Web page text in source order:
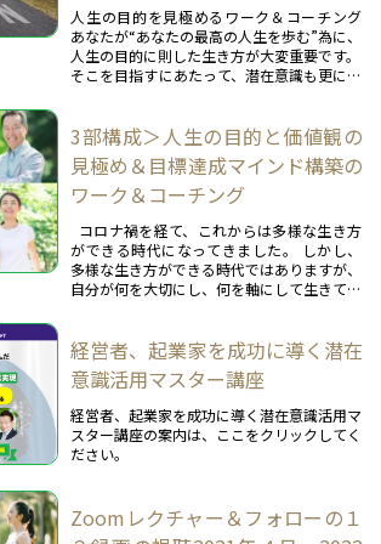
人生の目的を見極めるワーク＆コーチング
あなたが“あなたの最高の人生を歩む”為に、
人生の目的に則した生き方が大変重要です。
そこを目指すにあたって、潜在意識も更に活
その人生の目的を知る為に、あなた独自の価
値観を一緒に見極め、言語化するワークと個
別コーチ...
3部構成＞人生の目的と価値観の
見極め＆目標達成マインド構築の
ワーク＆コーチング
コロナ禍を経て、これからは多様な生き方
ができる時代になってきました。 しかし、
多様な生き方ができる時代ではありますが、
自分が何を大切にし、何を軸にして生きてい
と、下記をご覧ください。 《自分が何を大
切にし、何を...
経営者、起業家を成功に導く潜在
意識活用マスター講座
経営者、起業家を成功に導く潜在意識活用マ
スター講座の案内は、ここをクリックしてく
ださい。
Zoomレクチャー＆フォローの１